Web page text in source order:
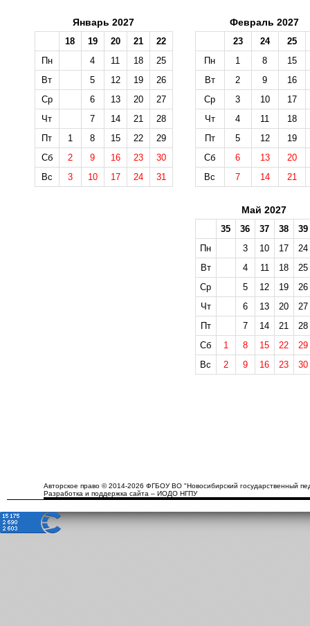
Январь 2027
18 19 20 21
22
Пн
4 11 18
25
Вт
5 12 19
26
Ср
6 13 20
27
Чт
7 14 21
28
Пт
1 8 15 22
29
Сб
2 9 16 23
30
Вс
3 10 17 24 31
Февраль 2027
23 24
25
Пн
1 8
15
Вт
2 9
16
Ср
3 10
17
Чт
4 11
18
Пт
5 12
19
Сб
6 13
20
Вс
7 14 21
Май 2027
35 36 37 38
39
Пн
3 10 17
24
Вт
4 11 18
25
Ср
5 12 19
26
Чт
6 13 20
27
Пт
7 14 21
28
Сб
1 8 15 22
29
Вс
2 9 16 23 30
Авторское право © 2014-2026 ФГБОУ ВО "Новосибирский государственный
Разработка и поддержка сайта – ИОДО НГПУ